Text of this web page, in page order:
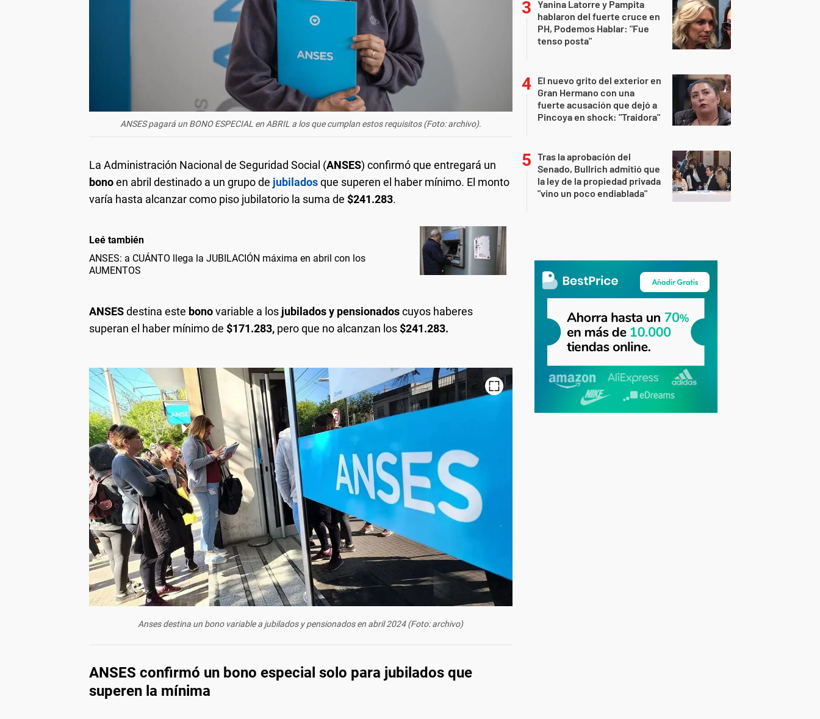
ANSES pagará un BONO ESPECIAL en ABRIL a los que cumplan estos requisitos (Foto: archivo).
La Administración Nacional de Seguridad Social (ANSES) confirmó que entregará un
bonoen abril destinado a un grupo de jubiladosque superen el haber mínimo. El monto
varía hasta alcanzar como piso jubilatorio la suma de $241.283.
Leé también
ANSES: a CUÁNTO llega la JUBILACIÓN máxima en abril con los
AUMENTOS
ANSESdestina este bonovariable a los jubilados y pensionadoscuyos haberes
superan el haber mínimo de $171.283, pero que no alcanzan los$241.283.
Anses destina un bono variable a jubilados y pensionados en abril 2024 (Foto: archivo)
ANSES confirmó un bono especial solo para jubilados que
superen la mínima
Yanina Latorre y Pampita
hablaron del fuerte cruce en
PH, Podemos Hablar: "Fue
tenso posta"
El nuevo grito del exterior en
Gran Hermano con una
fuerte acusación que dejó a
Pincoya en shock: "Traidora"
Tras la aprobación del
Senado, Bullrich admitió que
la ley de la propiedad privada
"vino un poco endiablada"